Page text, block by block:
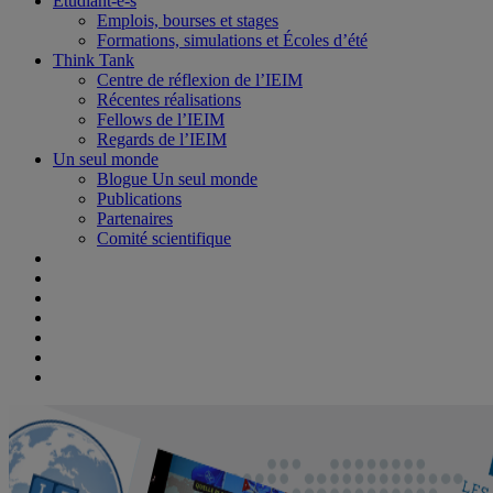
Emplois, bourses et stages
Formations, simulations et Écoles d’été
Think Tank
Centre de réflexion de l’IEIM
Récentes réalisations
Fellows de l’IEIM
Regards de l’IEIM
Un seul monde
Blogue Un seul monde
Publications
Partenaires
Comité scientifique